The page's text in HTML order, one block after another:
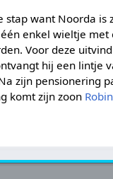
stap want Noorda
enkel wieltje
Voor deze
hij een lintje
zijn pensionering
komt zijn zoon